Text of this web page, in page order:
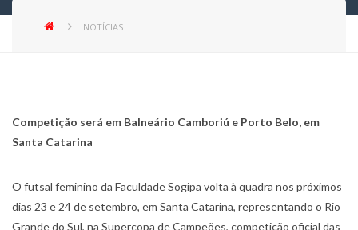
NOTÍCIAS
Competição será em Balneário Camboriú e Porto Belo, em
Santa Catarina
O futsal feminino da Faculdade Sogipa volta à quadra nos próximos
dias 23 e 24 de setembro, em Santa Catarina, representando o Rio
Grande do Sul, na Supercopa de Campeões, competição oficial das